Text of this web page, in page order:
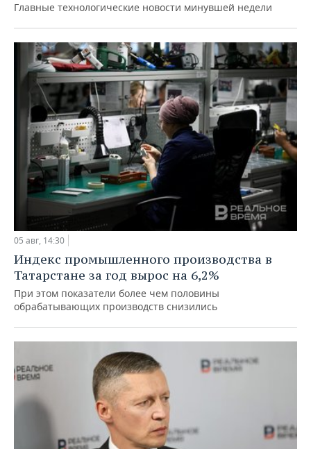
Главные технологические новости минувшей недели
05 авг, 14:30
Индекс промышленного производства в
Татарстане за год вырос на 6,2%
При этом показатели более чем половины
обрабатывающих производств снизились